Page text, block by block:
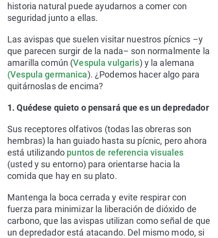
historia natural puede ayudarnos a comer con
seguridad junto a ellas.
Las avispas que suelen visitar nuestros pícnics –y
que parecen surgir de la nada– son normalmente la
amarilla común (Vespula vulgaris) y la alemana
(Vespula germanica). ¿Podemos hacer algo para
quitárnoslas de encima?
1. Quédese quieto o pensará que es un depredador
Sus receptores olfativos (todas las obreras son
hembras) la han guiado hasta su pícnic, pero ahora
está utilizando puntos de referencia visuales
(usted y su entorno) para orientarse hacia la
comida que hay en su plato.
Mantenga la boca cerrada y evite respirar con
fuerza para minimizar la liberación de dióxido de
carbono, que las avispas utilizan como señal de que
un depredador está atacando. Del mismo modo, si